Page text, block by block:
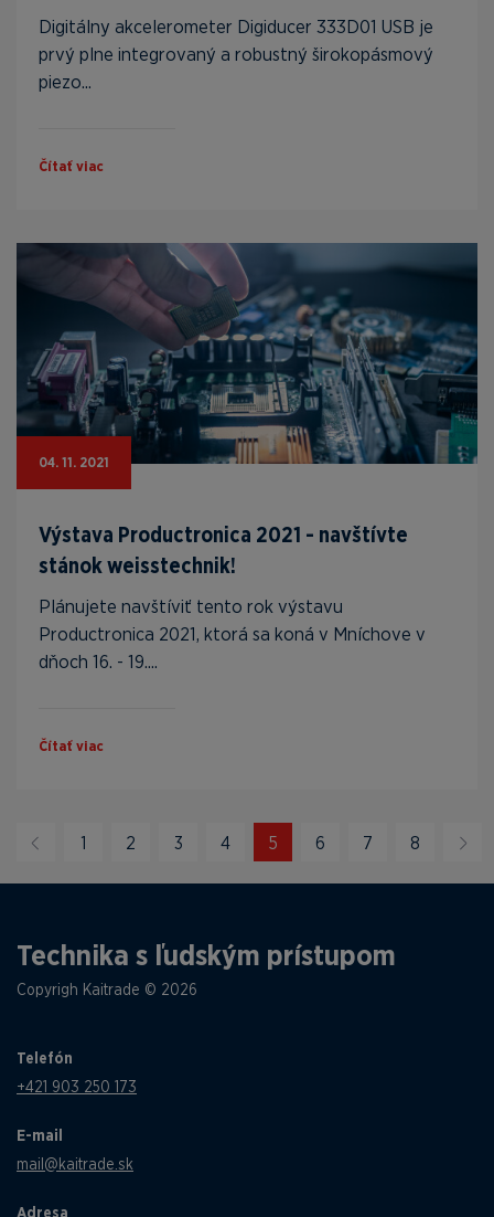
Digitálny akcelerometer Digiducer 333D01 USB je
prvý plne integrovaný a robustný širokopásmový
piezo...
Čítať viac
04. 11. 2021
Výstava Productronica 2021 - navštívte
stánok weisstechnik!
Plánujete navštíviť tento rok výstavu
Productronica 2021, ktorá sa koná v Mníchove v
dňoch 16. - 19....
Čítať viac
1 2 3 4 5 6 7 8
Technika s ľudským prístupom
Copyrigh Kaitrade © 2026
Telefón
+421 903 250 173
E-mail
mail@kaitrade.sk
Adresa